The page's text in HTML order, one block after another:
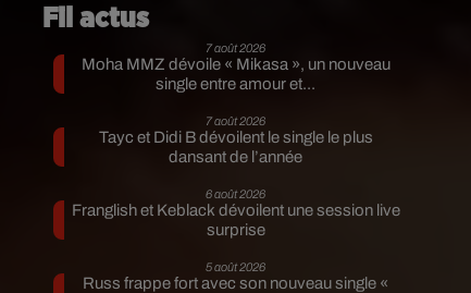
Fil actus
7 août 2026
Moha MMZ dévoile « Mikasa », un nouveau
single entre amour et...
7 août 2026
Tayc et Didi B dévoilent le single le plus
dansant de l’année
6 août 2026
Franglish et Keblack dévoilent une session live
surprise
5 août 2026
Russ frappe fort avec son nouveau single «